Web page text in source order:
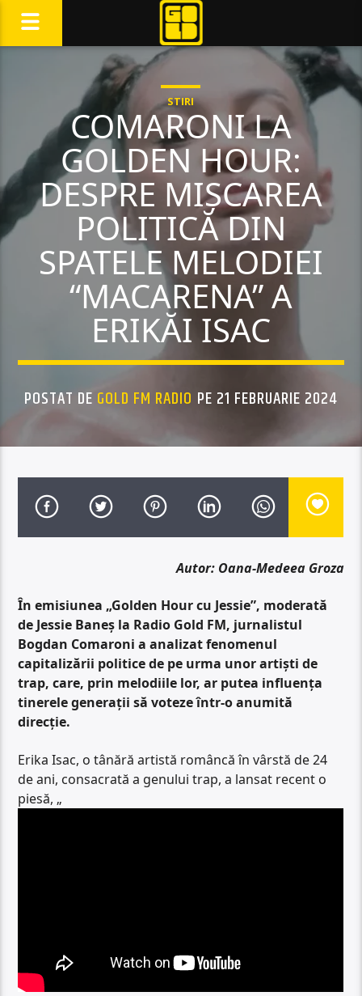
STIRI
COMARONI LA
GOLDEN HOUR:
DESPRE MIȘCAREA
POLITICĂ DIN
SPATELE MELODIEI
“MACARENA” A
ERIKĂI ISAC
POSTAT DE GOLD FM RADIO PE 21 FEBRUARIE 2024
Autor: Oana-Medeea Groza
În emisiunea „Golden Hour cu Jessie”, moderată
de Jessie Baneș la Radio Gold FM, jurnalistul
Bogdan Comaroni a analizat fenomenul
capitalizării politice de pe urma unor artiști de
trap, care, prin melodiile lor, ar putea influența
tinerele generații să voteze într-o anumită
direcție.
Erika Isac, o tânără artistă româncă în vârstă de 24
de ani, consacrată a genului trap, a lansat recent o
piesă, „